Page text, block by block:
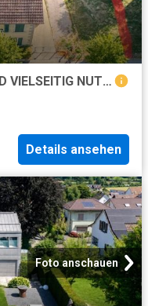
HOFJUWEL MIT POTENZIAL UND VIELSEITIG NUTZBAR
Details ansehen
Foto anschauen